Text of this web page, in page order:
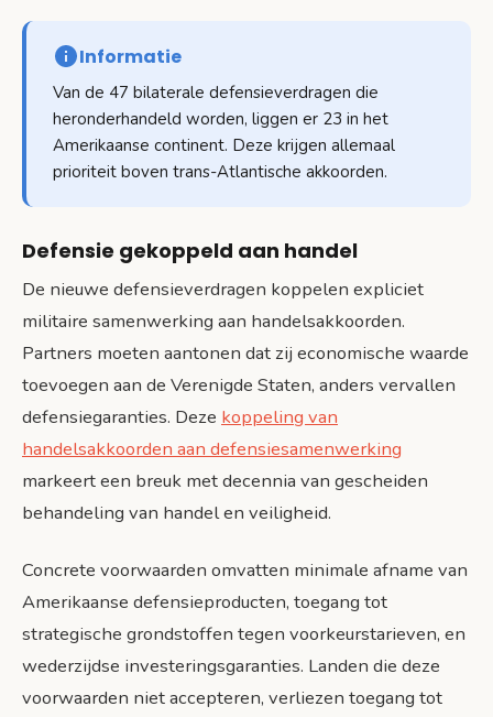
Informatie
Van de 47 bilaterale defensieverdragen die
heronderhandeld worden, liggen er 23 in het
Amerikaanse continent. Deze krijgen allemaal
prioriteit boven trans-Atlantische akkoorden.
Defensie gekoppeld aan handel
De nieuwe defensieverdragen koppelen expliciet
militaire samenwerking aan handelsakkoorden.
Partners moeten aantonen dat zij economische waarde
toevoegen aan de Verenigde Staten, anders vervallen
defensiegaranties. Deze koppeling van
handelsakkoorden aan defensiesamenwerking
markeert een breuk met decennia van gescheiden
behandeling van handel en veiligheid.
Concrete voorwaarden omvatten minimale afname van
Amerikaanse defensieproducten, toegang tot
strategische grondstoffen tegen voorkeurstarieven, en
wederzijdse investeringsgaranties. Landen die deze
voorwaarden niet accepteren, verliezen toegang tot